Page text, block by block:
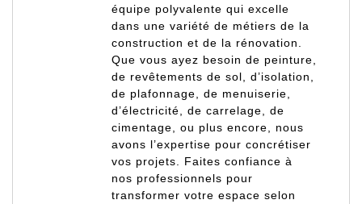
équipe polyvalente qui excelle
dans une variété de métiers de la
construction et de la rénovation.
Que vous ayez besoin de peinture,
de revêtements de sol, d’isolation,
de plafonnage, de menuiserie,
d’électricité, de carrelage, de
cimentage, ou plus encore, nous
avons l’expertise pour concrétiser
vos projets. Faites confiance à
nos professionnels pour
transformer votre espace selon